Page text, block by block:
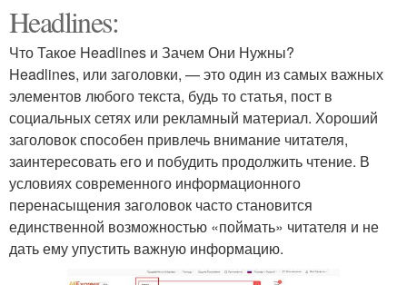
Headlines:
Что Такое Headlines и Зачем Они Нужны?
Headlines, или заголовки, — это один из самых важных
элементов любого текста, будь то статья, пост в
социальных сетях или рекламный материал. Хороший
заголовок способен привлечь внимание читателя,
заинтересовать его и побудить продолжить чтение. В
условиях современного информационного
перенасыщения заголовок часто становится
единственной возможностью «поймать» читателя и не
дать ему упустить важную информацию.